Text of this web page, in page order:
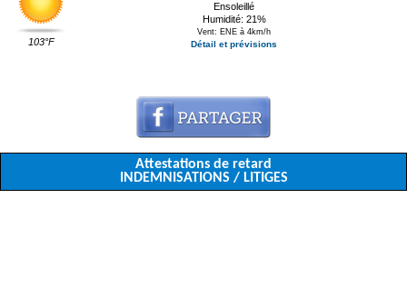
103°F
Ensoleillé
Humidité: 21%
Vent: ENE à 4km/h
Détail et prévisions
Attestations de retard
INDEMNISATIONS / LITIGES